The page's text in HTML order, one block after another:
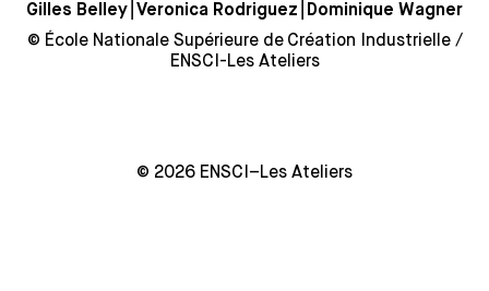
Gilles Belley Veronica Rodriguez Dominique Wagner
© École Nationale Supérieure de Création Industrielle /
ENSCI-Les Ateliers
© 2026 ENSCI–Les Ateliers